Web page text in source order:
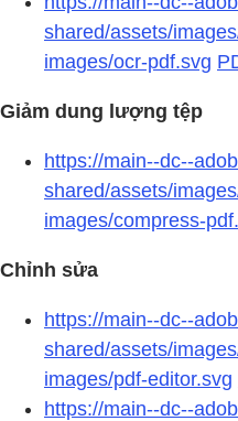
shared/assets/
images/ocr-pdf.svg
Giảm dung lượng tệp
https://main--dc--
shared/assets/
images/compress-
Chỉnh sửa
https://main--dc--
shared/assets/
images/pdf-editor.svg
https://main--dc--